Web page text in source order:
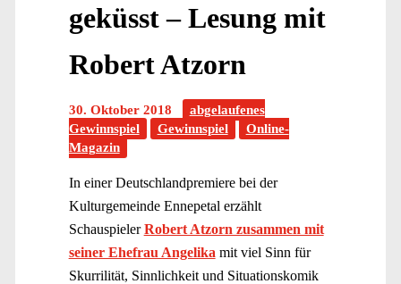
geküsst – Lesung mit
Robert Atzorn
30. Oktober 2018
abgelaufenes
Gewinnspiel
Gewinnspiel
Online-
Magazin
In einer Deutschlandpremiere bei der
Kulturgemeinde Ennepetal erzählt
SchauspielerRobert Atzorn zusammen mit
seiner Ehefrau Angelika mit viel Sinn für
Skurrilität, Sinnlichkeit und Situationskomik